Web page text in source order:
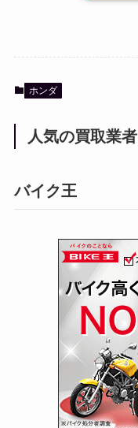
ホンダ
人気の買取業者
バイク王